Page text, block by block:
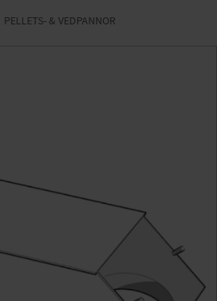
PELLETS- & VEDPANNOR